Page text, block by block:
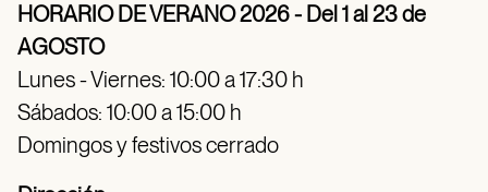
HORARIO DE VERANO 2026 - Del 1 al 23 de
AGOSTO
Lunes - Viernes: 10:00 a 17:30 h
Sábados: 10:00 a 15:00 h
Domingos y festivos cerrado